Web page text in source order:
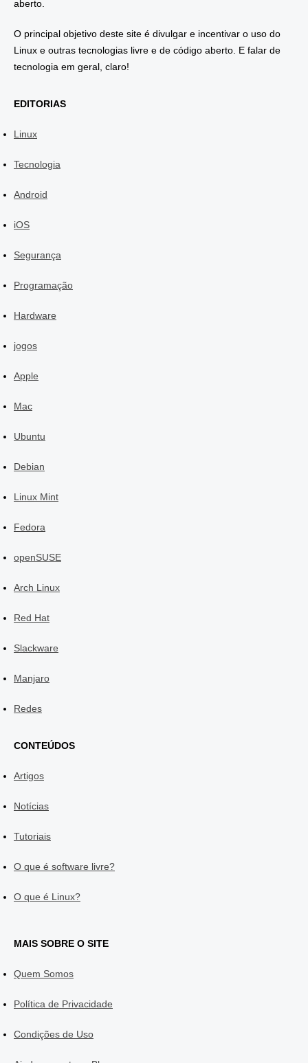
aberto.
O principal objetivo deste site é divulgar e incentivar o uso do
Linux e outras tecnologias livre e de código aberto. E falar de
tecnologia em geral, claro!
EDITORIAS
Linux
Tecnologia
Android
iOS
Segurança
Programação
Hardware
jogos
Apple
Mac
Ubuntu
Debian
Linux Mint
Fedora
openSUSE
Arch Linux
Red Hat
Slackware
Manjaro
Redes
CONTEÚDOS
Artigos
Notícias
Tutoriais
O que é software livre?
O que é Linux?
MAIS SOBRE O SITE
Quem Somos
Política de Privacidade
Condições de Uso